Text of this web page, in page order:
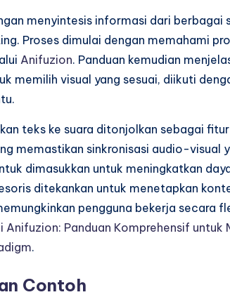
menyintesis informasi dari berbagai
Proses dimulai dengan memahami
Anifuzion. Panduan kemudian
memilih visual yang sesuai, diikuti
teks ke suara ditonjolkan sebagai
memastikan sinkronisasi audio-visual
dimasukkan untuk meningkatkan
ditekankan untuk menetapkan
pengguna bekerja secara
Anifuzion: Panduan Komprehensif untuk
.
Contoh